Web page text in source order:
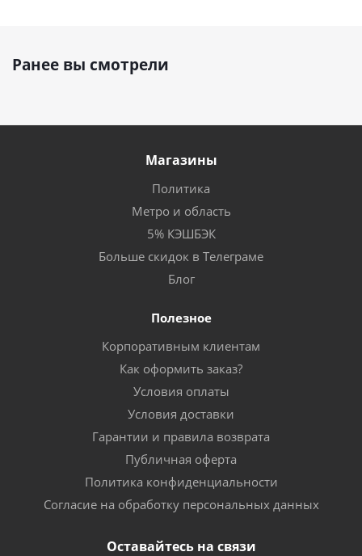
Ранее вы смотрели
Магазины
Политика
Метро и область
5% КЭШБЭК
Больше скидок в Телеграме
Блог
Полезное
Корпоративным клиентам
Как оформить заказ?
Условия оплаты
Условия доставки
Гарантии и правила возврата
Публичная оферта
Политика конфиденциальности
Согласие на обработку персональных данных
Оставайтесь на связи